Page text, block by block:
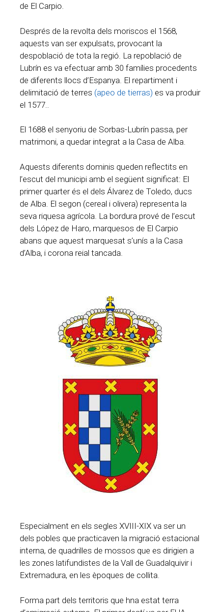
de El Carpio.
Després de la revolta dels moriscos el 1568,
aquests van ser expulsats, provocant la
despoblació de tota la regió. La repoblació de
Lubrín es va efectuar amb 30 famílies procedents
de diferents llocs d’Espanya. El repartiment i
delimitació de terres (apeo de tierras) es va produir
el 1577..
El 1688 el senyoriu de Sorbas-Lubrín passa, per
matrimoni, a quedar integrat a la Casa de Alba.
Aquests diferents dominis queden reflectits en
l’escut del municipi amb el següent significat: El
primer quarter és el dels Álvarez de Toledo, ducs
de Alba. El segon (cereal i olivera) representa la
seva riquesa agrícola. La bordura prové de l’escut
dels López de Haro, marquesos de El Carpio
abans que aquest marquesat s’unís a la Casa
d’Alba, i corona reial tancada.
Especialment en els segles XVIII-XIX va ser un
dels pobles que practicaven la migració estacional
interna, de quadrilles de mossos que es dirigien a
les zones latifundistes de la Vall de Guadalquivir i
Extremadura, en les èpoques de collita.
Forma part dels territoris que hna estat terra